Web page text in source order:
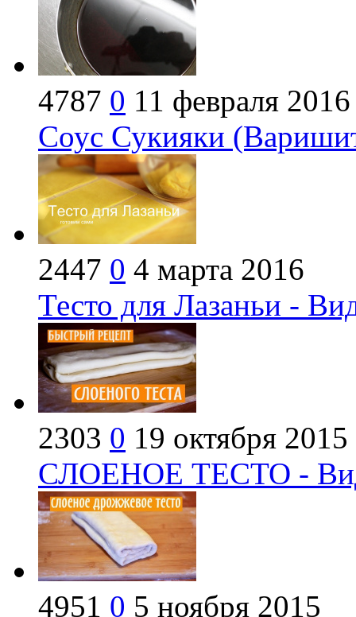
4787 0 11 февраля 2016
Соус Сукияки
2447 0 4 марта 2016
Тесто для Лазаньи -
2303 0 19 октября 2015
СЛОЕНОЕ ТЕСТО -
4951 0 5 ноября 2015